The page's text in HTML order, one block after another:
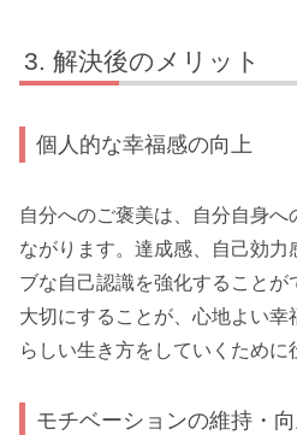
解決後のメリット
個人的な幸福感の向上
自分へのご褒美は、自分自身
ながります。達成感、自己効力
ブな自己認識を強化すること
大切にすることが、心地よい
らしい生き方をしていくために
モチベーションの維持・